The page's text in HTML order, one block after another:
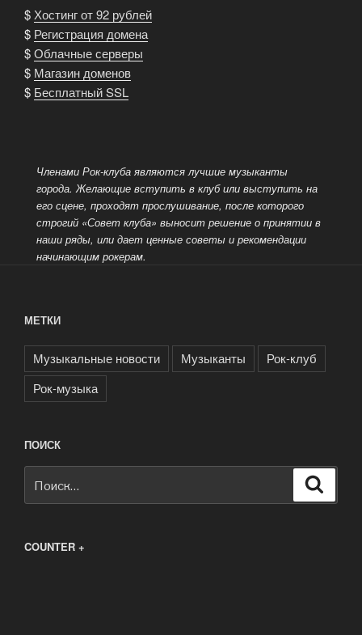
$Хостинг от 92 рублей
$ Регистрация домена
$Облачные серверы
$ Магазин доменов
$ Бесплатный SSL
Членами Рок-клуба являются лучшие музыканты
города. Желающие вступить в клуб или выступить на
его сцене, проходят прослушивание, после которого
строгий «Совет клуба» выносит решение о принятии в
наши ряды, или дает ценные советы и рекомендации
начинающим рокерам.
МЕТКИ
Музыкальные новости Музыканты
Рок-клуб
Рок-музыка
ПОИСК
COUNTER +